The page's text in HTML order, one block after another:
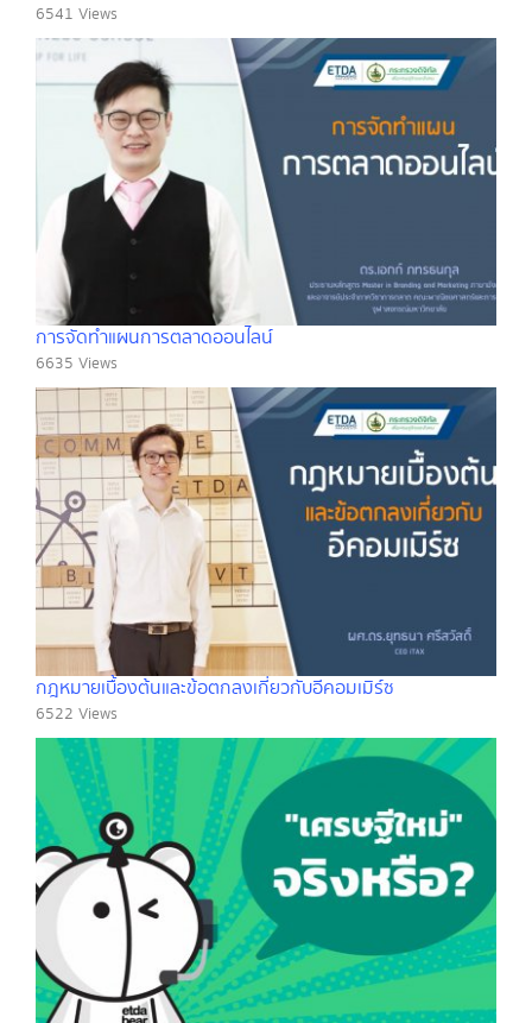
6541 Views
การจัดทำแผนการตลาดออนไลน์
6635 Views
กฎหมายเบื้องต้นและข้อตกลงเกี่ยวกับอีคอมเมิร์ซ
6522 Views